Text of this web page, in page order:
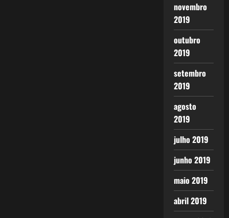
novembro
2019
outubro
2019
setembro
2019
agosto
2019
julho 2019
junho 2019
maio 2019
abril 2019